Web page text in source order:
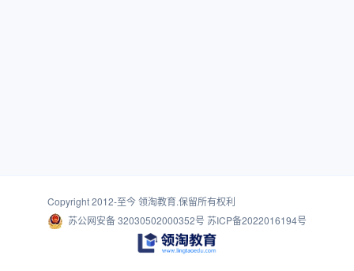
Copyright 2012-至今领淘教育.保留所有权利
苏公网安备 32030502000352号 苏ICP备2022016194号